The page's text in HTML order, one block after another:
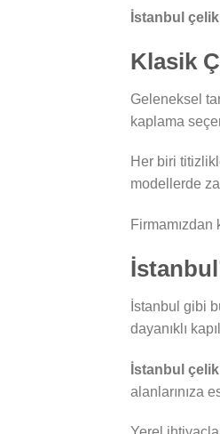
İstanbul çelik
Klasik
Geleneksel
kaplama
Her biri
modellerde
Firmamızdan
İstanbul gibi
dayanıklı
İstanbul çelik
alanlarınıza